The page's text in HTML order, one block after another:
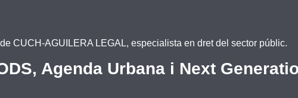
CUCH-AGUILERA LEGAL, especialista en dret del sector públic.
Agenda Urbana i Next